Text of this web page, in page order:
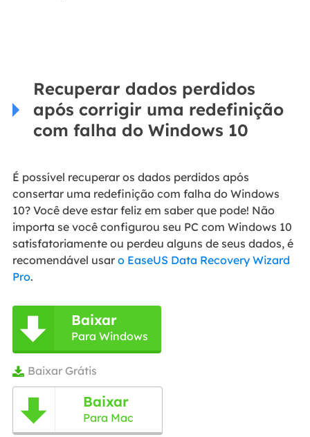
Recuperar dados perdidos
após corrigir uma redefinição
com falha do Windows 10
É possível recuperar os dados perdidos após
consertar uma redefinição com falha do Windows
10? Você deve estar feliz em saber que pode! Não
importa se você configurou seu PC com Windows 10
satisfatoriamente ou perdeu alguns de seus dados, é
recomendável usar o EaseUS Data Recovery Wizard
Pro.
 Baixar
Para Windows
 Baixar Grátis
 Baixar
Para Mac